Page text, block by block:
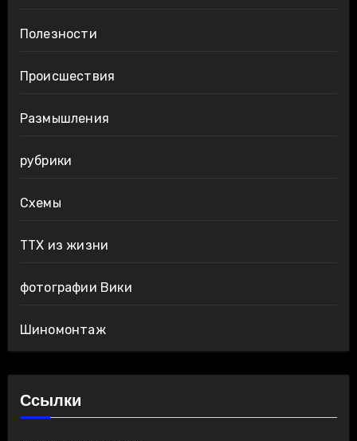
Полезности
Происшествия
Размышления
рубрики
Схемы
ТТХ из жизни
фотографии Вики
Шиномонтаж
Ссылки